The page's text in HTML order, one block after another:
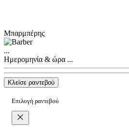
Μπαρμπέρης
...
Ημερομηνία & ώρα ...
Κλείσε ραντεβού
Επιλογή ραντεβού